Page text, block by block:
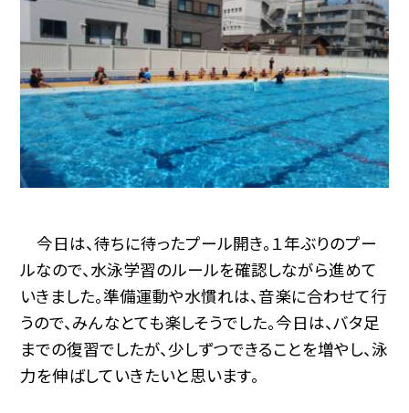
今日は、待ちに待ったプール開き。１年ぶりのプー
ルなので、水泳学習のルールを確認しながら進めて
いきました。準備運動や水慣れは、音楽に合わせて行
うので、みんなとても楽しそうでした。今日は、バタ足
までの復習でしたが、少しずつできることを増やし、泳
力を伸ばしていきたいと思います。